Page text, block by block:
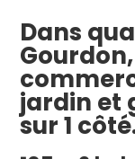
Dans
jardin et
sur 1